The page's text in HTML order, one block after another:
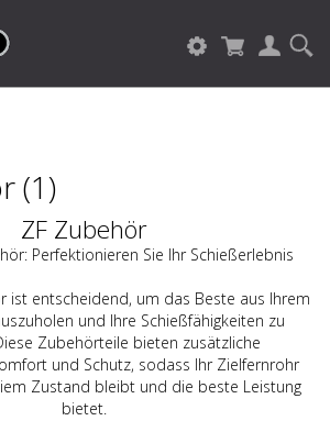
(1)
ZF Zubehör
Perfektionieren Sie Ihr Schießerlebnis
ist entscheidend, um das Beste aus Ihrem
und Ihre Schießfähigkeiten zu
Zubehörteile bieten zusätzliche
und Schutz, sodass Ihr Zielfernrohr
Zustand bleibt und die beste Leistung
bietet.